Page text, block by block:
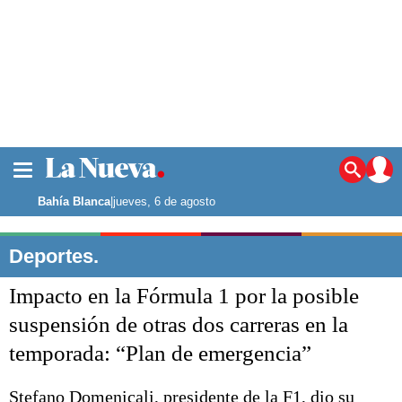
Noticias
La ciudad
Punta Alta
El mundo
Seguridad
Deportes
Escenario Olímpico
Liga del Sur
Bahía Blanca|jueves, 6 de agosto
Deportes.
Impacto en la Fórmula 1 por la posible
suspensión de otras dos carreras en la
temporada: “Plan de emergencia”
Stefano Domenicali, presidente de la F1, dio su